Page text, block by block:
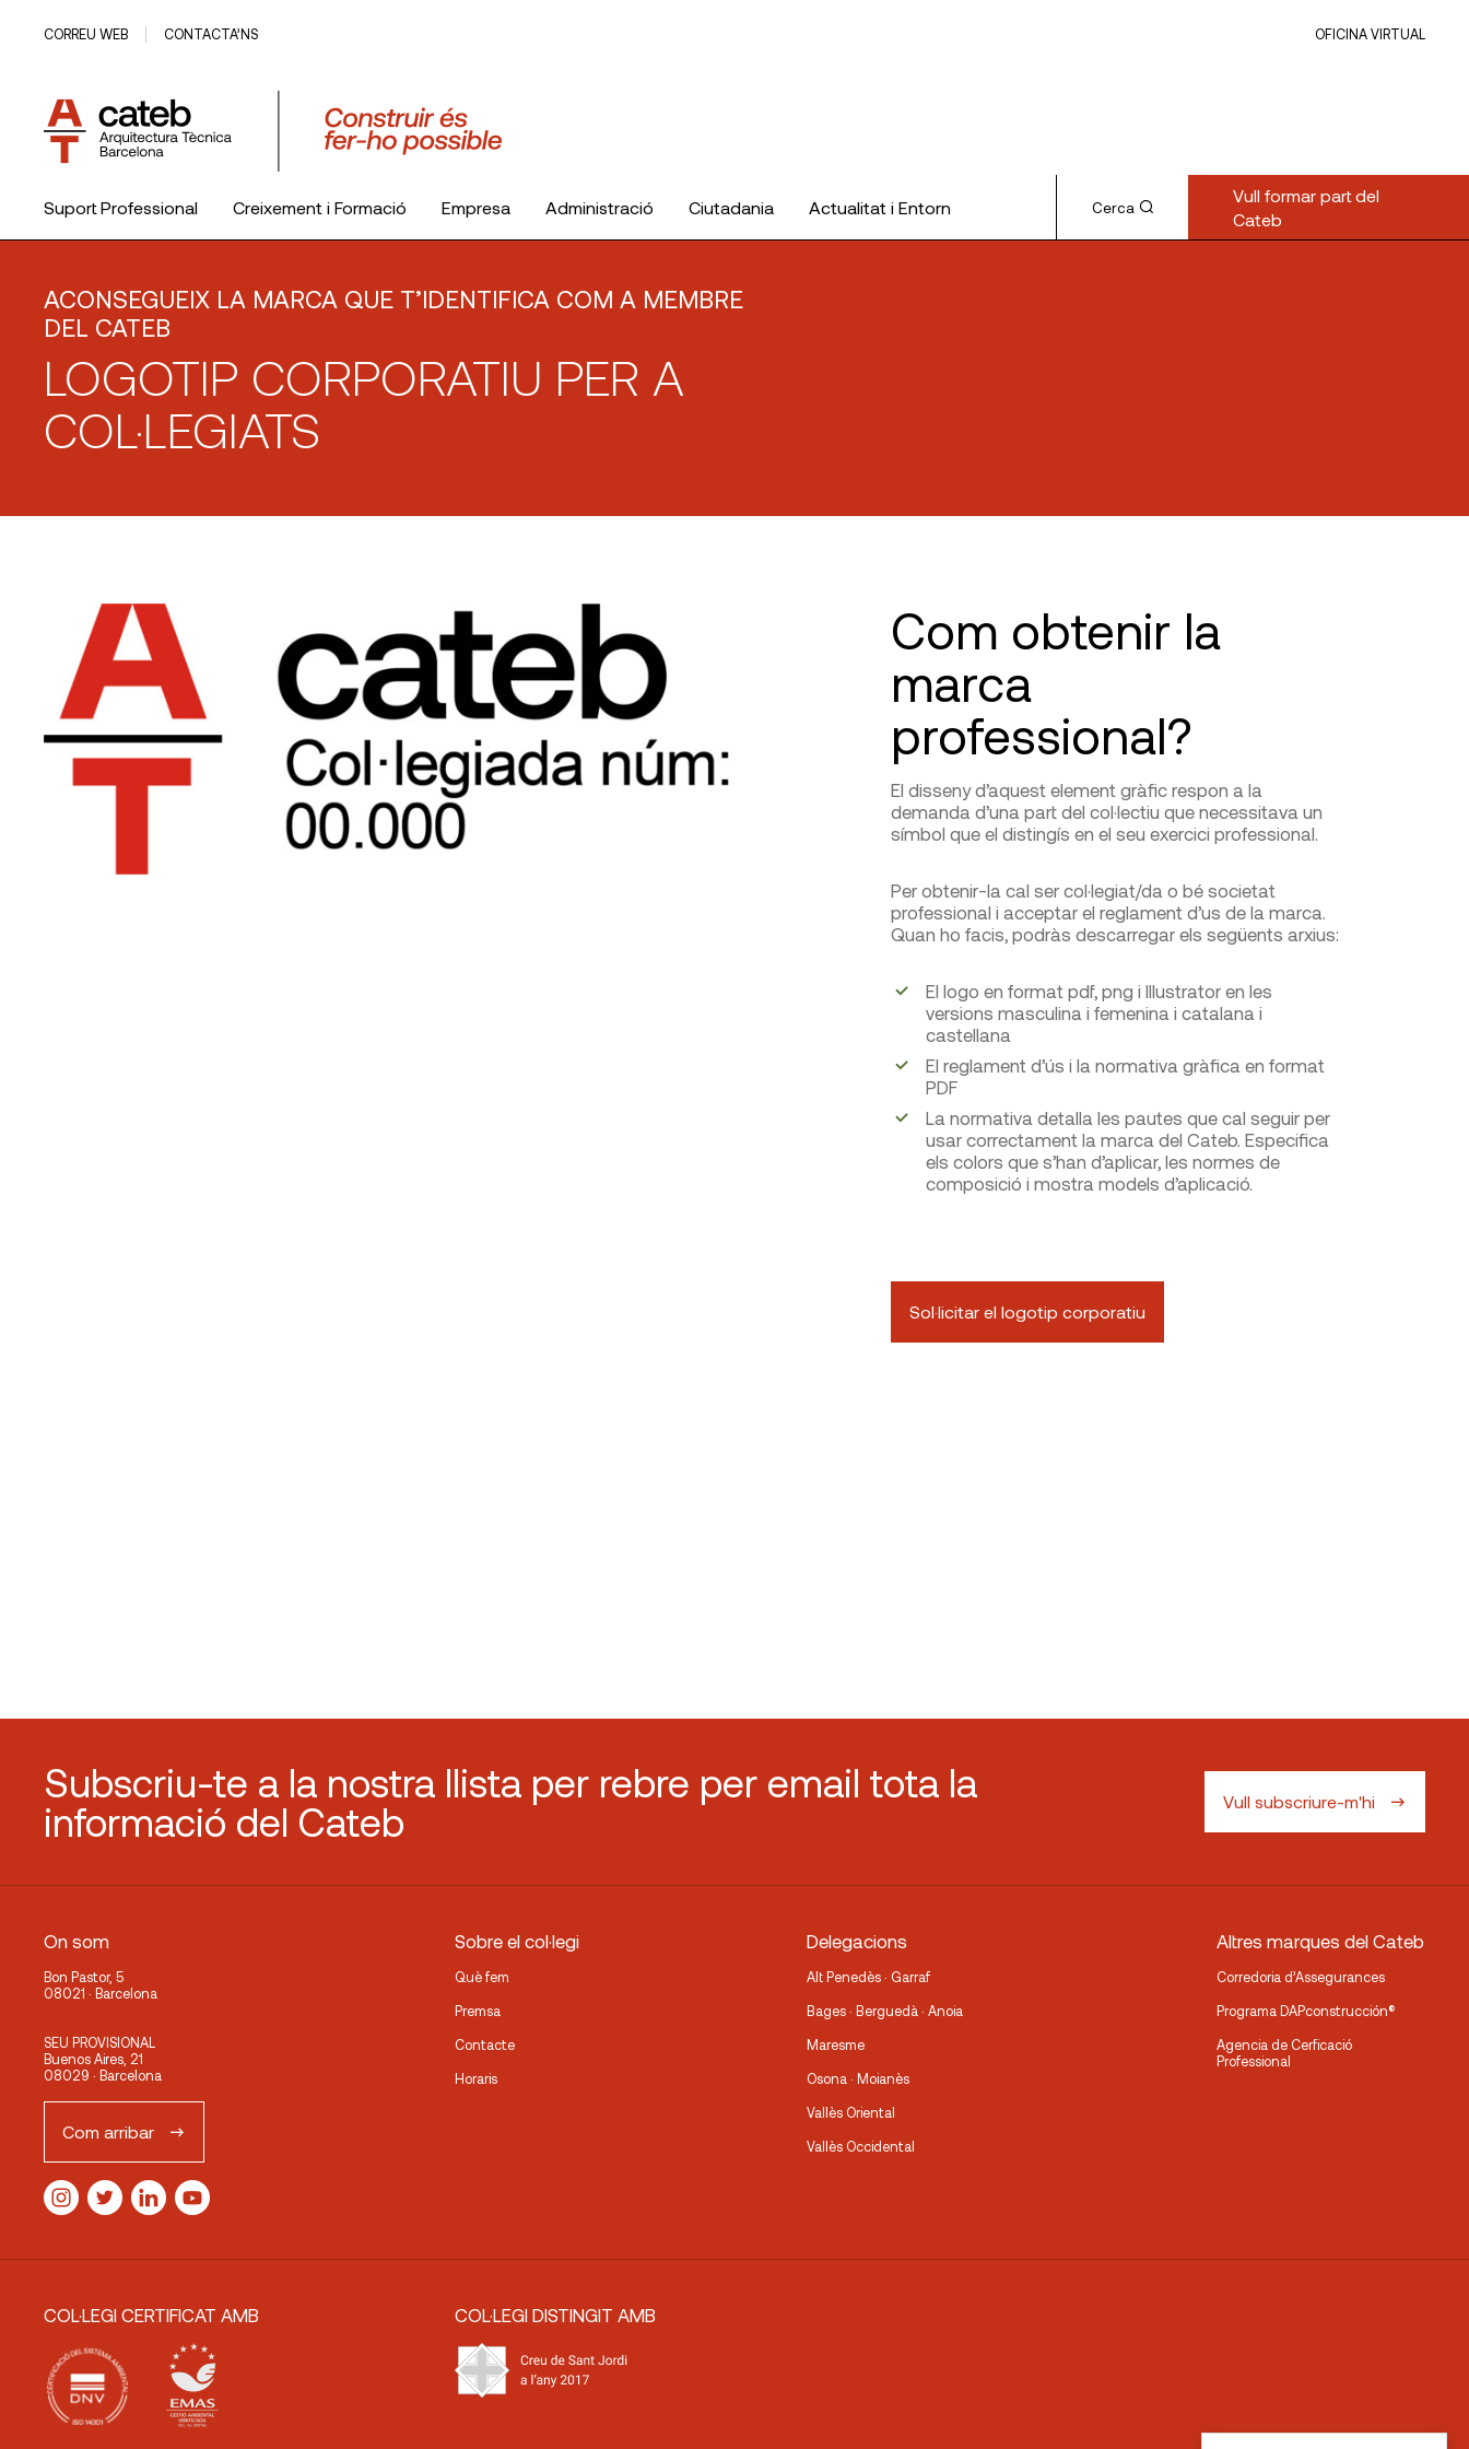
CORREU WEB CONTACTA’NS OFICINA VIRTUAL
Suport Professional Creixement i Formació Empresa Administració Ciutadania Actualitat i Entorn Cerca
Vull formar part del
Cateb
ACONSEGUEIX LA MARCA QUE T’IDENTIFICA COM A MEMBRE
DEL CATEB
LOGOTIP CORPORATIU PER A
COL·LEGIATS
Com obtenir la
marca
professional?
El disseny d’aquest element gràfic respon a la
demanda d’una part del col·lectiu que necessitava un
símbol que el distingís en el seu exercici professional.
Per obtenir-la cal ser col·legiat/da o bé societat
professional i acceptar el reglament d’us de la marca.
Quan ho facis, podràs descarregar els següents arxius:
El logo en format pdf, png i Illustrator en les
versions masculina i femenina i catalana i
castellana
El reglament d’ús i la normativa gràfica en format
PDF
La normativa detalla les pautes que cal seguir per
usar correctament la marca del Cateb. Especifica
els colors que s’han d’aplicar, les normes de
composició i mostra models d’aplicació.
Sol·licitar el logotip corporatiu
Subscriu-te a la nostra llista per rebre per email tota la
informació del Cateb
Vull subscriure-m'hi
On som
Bon Pastor, 5
08021 · Barcelona
SEU PROVISIONAL
Buenos Aires, 21
08029 · Barcelona
Com arribar
Sobre el col·legi
Què fem
Premsa
Contacte
Horaris
Delegacions
Alt Penedès · Garraf
Bages · Berguedà · Anoia
Maresme
Osona · Moianès
Vallès Oriental
Vallès Occidental
Altres marques del Cateb
Corredoria d’Assegurances
Programa DAPconstrucción®
Agencia de Cerficació
Professional
COL·LEGI CERTIFICAT AMB COL·LEGI DISTINGIT AMB